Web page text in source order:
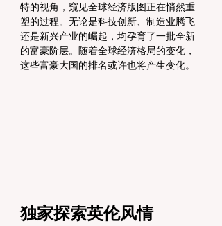
特的视角，窥见全球经济版图正在悄然重
塑的过程。无论是科技创新、制造业腾飞
还是新兴产业的崛起，均孕育了一批全新
的富豪阶层。随着全球经济格局的变化，
这些富豪大国的排名或许也将产生变化。
独家探索英伦风情